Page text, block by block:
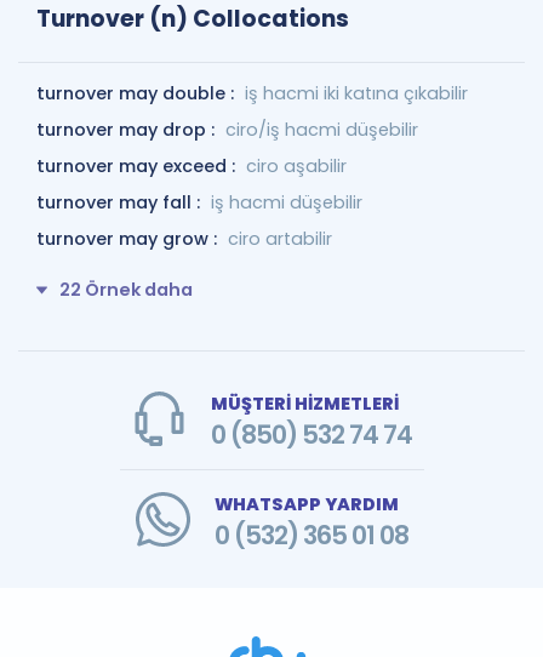
Turnover (n) Collocations
turnover may double : iş hacmi iki katına çıkabilir
turnover may drop : ciro/iş hacmi düşebilir
turnover may exceed : ciro aşabilir
turnover may fall : iş hacmi düşebilir
turnover may grow : ciro artabilir
22 Örnek daha
MÜŞTERİ HİZMETLERİ
0 (850) 532 74 74
WHATSAPP YARDIM
0 (532) 365 01 08